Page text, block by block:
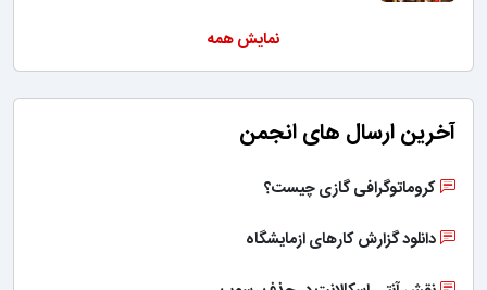
نمایش همه
آخرین ارسال های انجمن
کروماتوگرافی گازی چیست؟
دانلود گزارش کارهای ازمایشگاه